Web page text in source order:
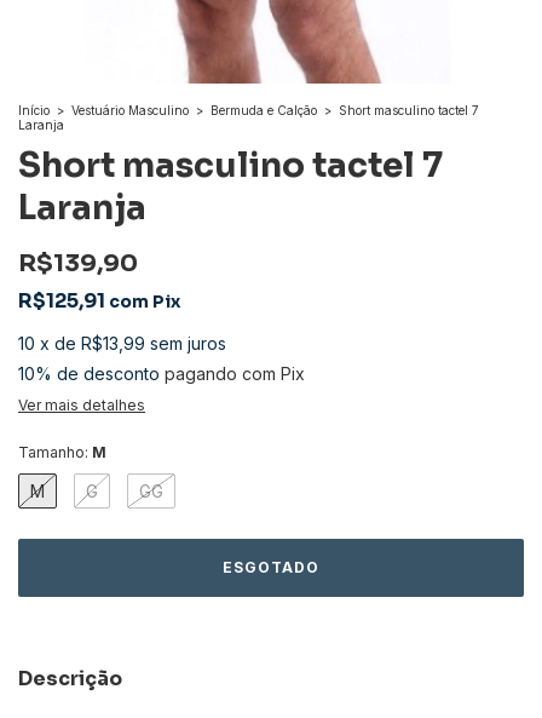
Início > Vestuário Masculino > Bermuda e Calção > Short masculino tactel 7
Laranja
Short masculino tactel 7
Laranja
R$139,90
R$125,91 com Pix
10 x de R$13,99 sem juros
10% de desconto pagando com Pix
Ver mais detalhes
Tamanho: M
M G GG
Descrição